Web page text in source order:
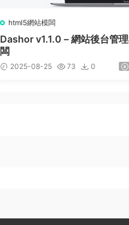
html5網站模闆
Dashor v1.1.0 – 網站後台管
闆
2025-08-25 73 0